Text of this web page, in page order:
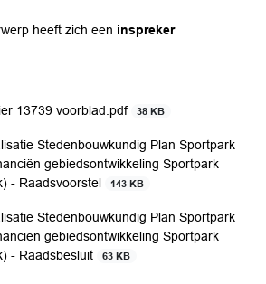
heeft zich een inspreker
13739 voorblad.pdf
38 KB
Stedenbouwkundig Plan Sportpark
gebiedsontwikkeling Sportpark
- Raadsvoorstel
143 KB
Stedenbouwkundig Plan Sportpark
gebiedsontwikkeling Sportpark
- Raadsbesluit
63 KB